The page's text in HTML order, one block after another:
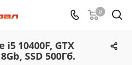
0
10400F, GTX
SSD 500Гб.